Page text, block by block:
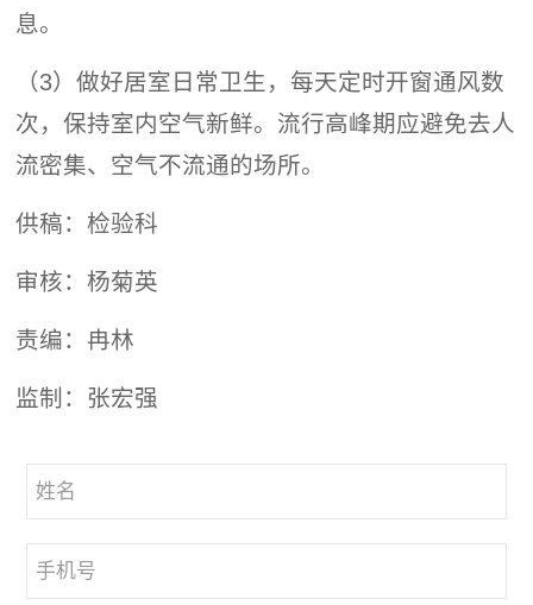
息。
（3）做好居室日常卫生，每天定时开窗通风数
次，保持室内空气新鲜。流行高峰期应避免去人
流密集、空气不流通的场所。
供稿：检验科
审核：杨菊英
责编：冉林
监制：张宏强